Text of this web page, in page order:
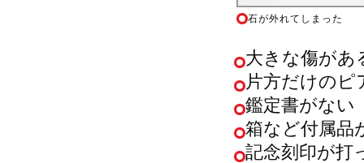
石が外れてしまった
大きな傷があ
片方だけのピ
鑑定書がな
箱など付属
記念刻印が打